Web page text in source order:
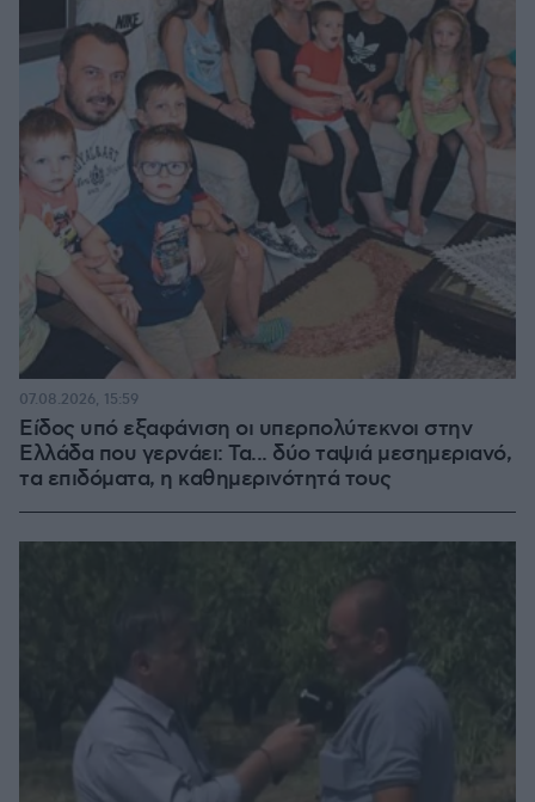
Είδος υπό εξαφάνιση οι υπερπολύτεκνοι στην
Ελλάδα που γερνάει: Τα... δύο ταψιά μεσημεριανό,
τα επιδόματα, η καθημερινότητά τους
07.08.2026, 15:59